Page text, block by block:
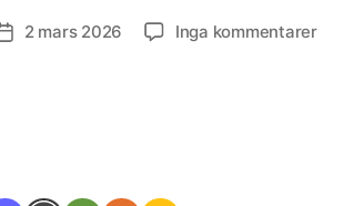
Inläggsdatum
2 mars 2026 Inga kommentarertill